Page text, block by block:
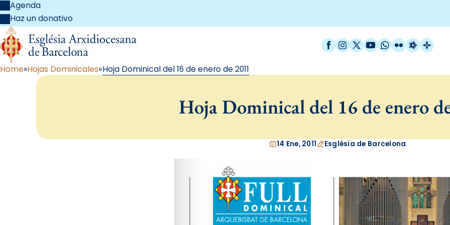
Agenda
Haz un donativo
Facebook
Instagram
X / Twitter
YouTube
WhatsApp
FlickrRadio
Home Hojas Dominicales Hoja Dominical del 16 de enero de 2011
Hoja Dominical del 16 de enero
14 Ene, 2011 Església de Barcelona